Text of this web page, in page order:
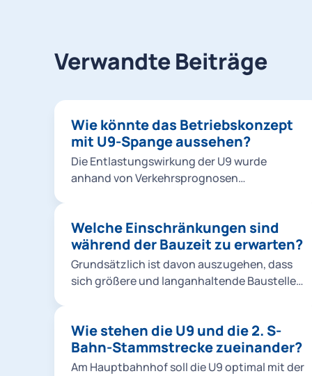
Verwandte Beiträge
Wie könnte das Betriebskonzept
mit U9-Spange aussehen?
Die Entlastungswirkung der U9 wurde
anhand von Verkehrsprognosen
Berücksichtigung der U5 nach Pasing und
der Streckenverlängerung nach Martinsried
zu Grunde gelegt: Die U9 übernimmt die
komplette Strecke Garching-
Münchner Freiheit – Hauptbahnhof –
Pocci-/Implerstraße. Sie ersetzt die
bisherige U6 und trägt so zur Entflechtung
Welche Einschränkungen sind
während der Bauzeit zu erwarten?
Grundsätzlich ist davon auszugehen, dass
sich größere und langanhaltende Baustellen
usw.). Dies gilt für die Oberfläche wie für das
Bestandsnetz der U-Bahn. Schließlich muss
die Neubaustrecke in Sendling und
Wie stehen die U9 und die 2. S-
Bahn-Stammstrecke zueinander?
Am Hauptbahnhof soll die U9 optimal mit der